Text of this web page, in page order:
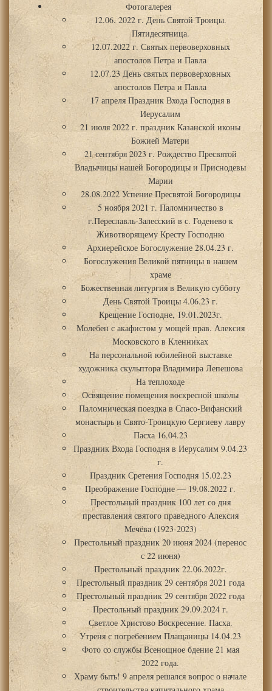
Фотогалерея
12.06. 2022 г. День Святой Троицы.
Пятидесятница.
12.07.2022 г. Святых первоверховных
апостолов Петра и Павла
12.07.23 День святых первоверховных
апостолов Петра и Павла
17 апреля Праздник Входа Господня в
Иерусалим
21 июля 2022 г. праздник Казанской иконы
Божией Матери
21 сентября 2023 г. Рождество Пресвятой
Владычицы нашей Богородицы и Приснодевы
Марии
28.08.2022 Успение Пресвятой Богородицы
5 ноября 2021 г. Паломничество в
г.Переславль-Залесский в с. Годенево к
Животворящему Кресту Господню
Архиерейское Богослужение 28.04.23 г.
Богослужения Великой пятницы в нашем
храме
Божественная литургия в Великую субботу
День Святой Троицы 4.06.23 г.
Крещение Господне, 19.01.2023г.
Молебен с акафистом у мощей прав. Алексия
Московского в Кленниках
На персональной юбилейной выставке
художника скульптора Владимира Лепешова
На теплоходе
Освящение помещения воскресной школы
Паломническая поездка в Спасо-Вифанский
монастырь и Свято-Троицкую Сергиеву лавру
Пасха 16.04.23
Праздник Входа Господня в Иерусалим 9.04.23
г.
Праздник Сретения Господня 15.02.23
Преображение Господне — 19.08.2022 г.
Престольный праздник 100 лет со дня
преставления святого праведного Алексия
Мечёва (1923-2023)
Престольный праздник 20 июня 2024 (перенос
с 22 июня)
Престольный праздник 22.06.2022г.
Престольный праздник 29 сентября 2021 года
Престольный праздник 29 сентября 2022 года
Престольный праздник 29.09.2024 г.
Светлое Христово Воскресение. Пасха.
Утреня с погребением Плащаницы 14.04.23
Фото со службы Всенощное бдение 21 мая
2022 года.
Храму быть! 9 апреля решался вопрос о начале